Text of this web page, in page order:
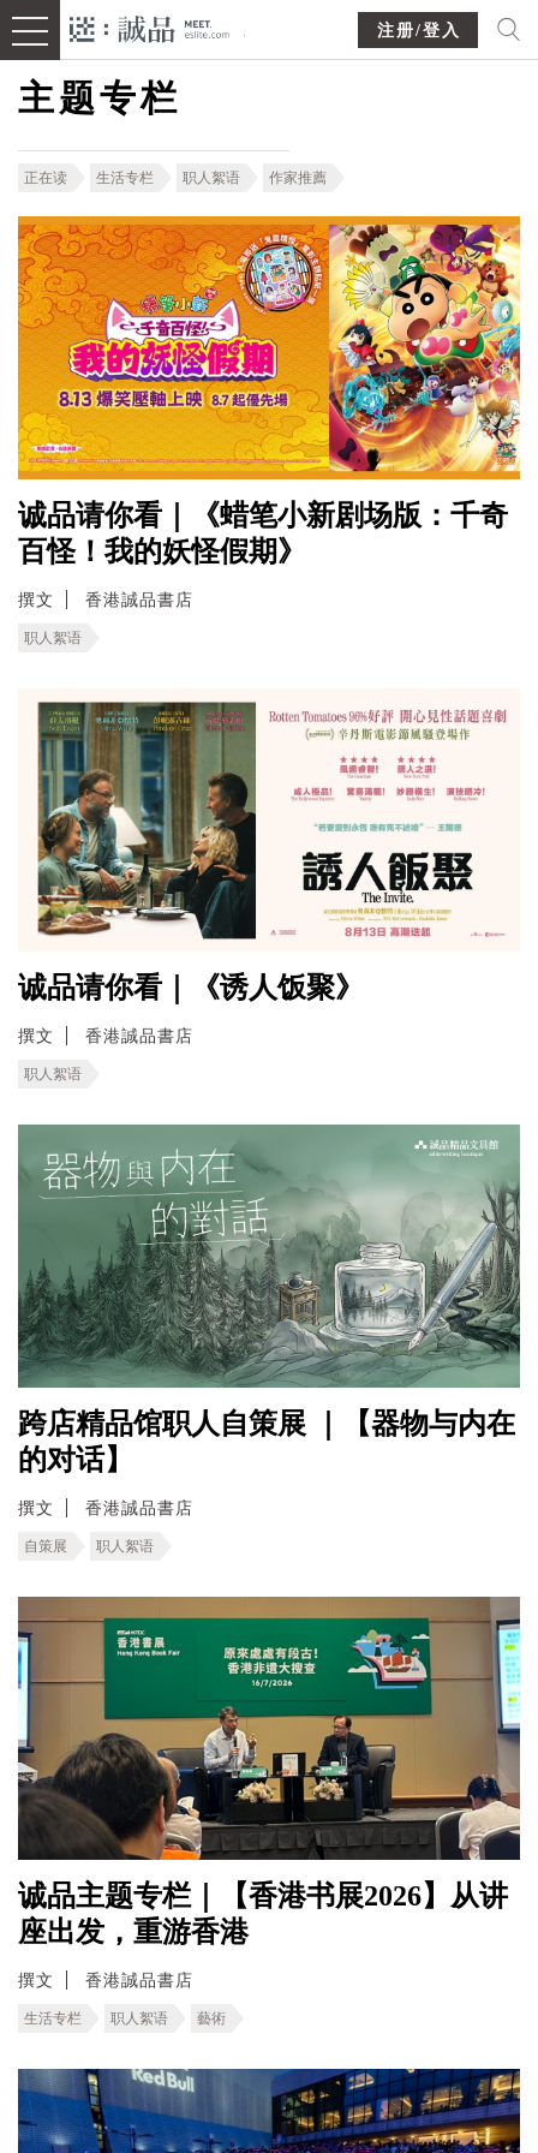
注册/登入
主题专栏
正在读 生活专栏 职人絮语 作家推薦
诚品请你看｜《蜡笔小新剧场版：千奇
百怪！我的妖怪假期》
撰文 香港誠品書店
职人絮语
诚品请你看｜《诱人饭聚》
撰文 香港誠品書店
职人絮语
跨店精品馆职人自策展 ｜【器物与内在
的对话】
撰文 香港誠品書店
自策展 职人絮语
诚品主题专栏｜【香港书展2026】从讲
座出发，重游香港
撰文 香港誠品書店
生活专栏 职人絮语 藝術